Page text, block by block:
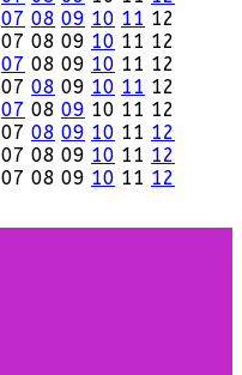
07 08 09 10 11 12
07 08 09 10 11 12
07 08 09 10 11 12
07 08 09 10 11 12
07 08 09 10 11 12
07 08 09 10 11 12
07 08 09 10 11 12
07 08 09 10 11 12